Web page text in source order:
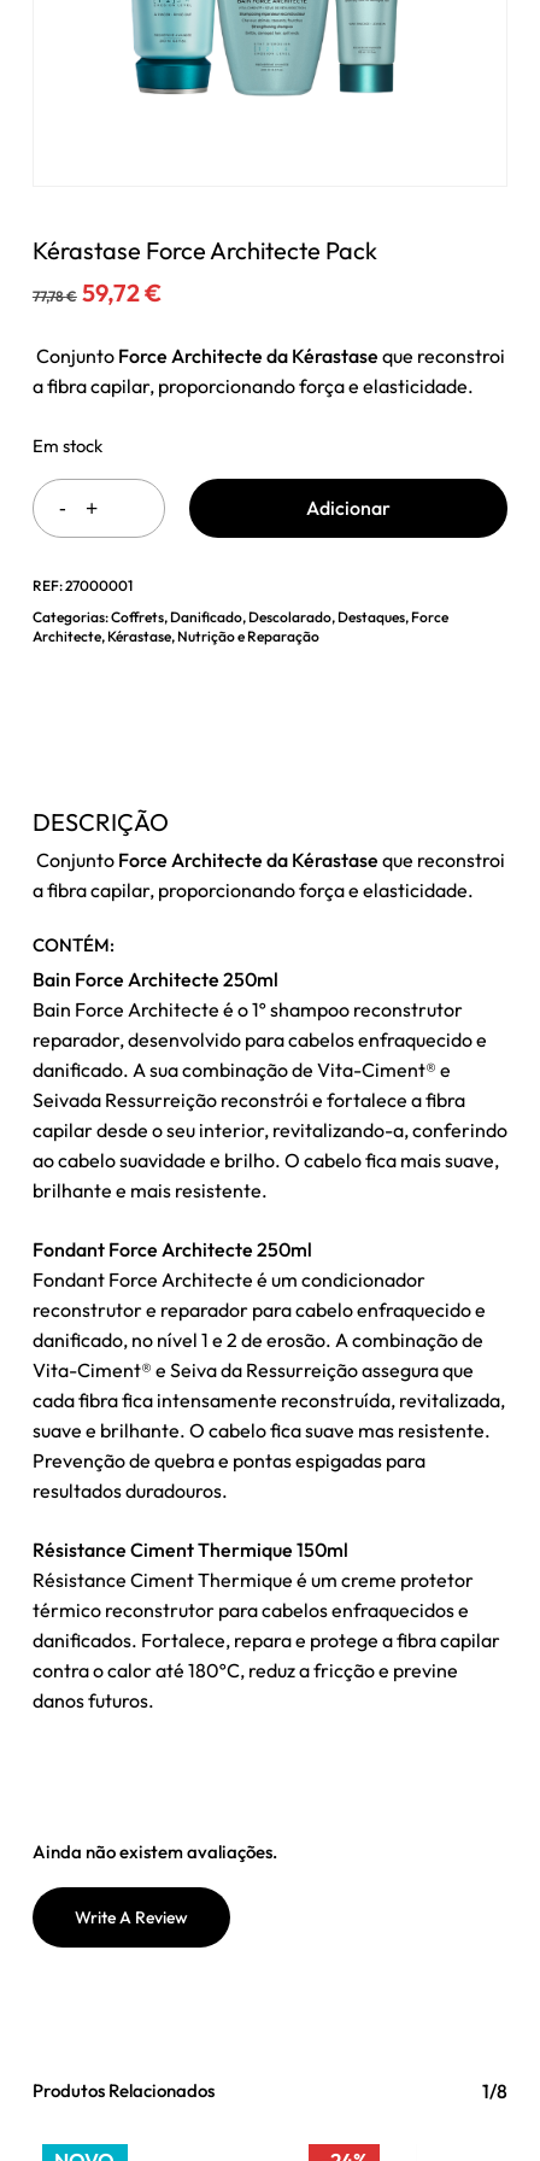
Nenhum produto no carrinho.
Go To Shop
Kérastase Force Architecte Pack
77,78€ O
original
era:
59,72€O
atual
é:
Conjunto Force Architecte da Kérastase que reconstroi
a fibra capilar, proporcionando força e elasticidade.
Em stock
Adicionar
REF:27000001
Categorias:Coffrets,Danificado,Descolarado,Destaques,Force
Architecte,Kérastase,Nutrição e Reparação
DESCRIÇÃO
Conjunto Force Architecte da Kérastase que reconstroi
a fibra capilar, proporcionando força e elasticidade.
CONTÉM:
Bain Force Architecte 250ml
Bain Force Architecte é o 1º shampoo reconstrutor
reparador, desenvolvido para cabelos enfraquecido e
danificado. A sua combinação de Vita-Ciment® e
Seivada Ressurreição reconstrói e fortalece a fibra
capilar desde o seu interior, revitalizando-a, conferindo
ao cabelo suavidade e brilho. O cabelo fica mais suave,
brilhante e mais resistente.
Fondant Force Architecte 250ml
Fondant Force Architecte é um condicionador
reconstrutor e reparador para cabelo enfraquecido e
danificado, no nível 1 e 2 de erosão. A combinação de
Vita-Ciment® e Seiva da Ressurreição assegura que
cada fibra fica intensamente reconstruída, revitalizada,
suave e brilhante. O cabelo fica suave mas resistente.
Prevenção de quebra e pontas espigadas para
resultados duradouros.
Résistance Ciment Thermique 150ml
Résistance Ciment Thermique é um creme protetor
térmico reconstrutor para cabelos enfraquecidos e
danificados. Fortalece, repara e protege a fibra capilar
contra o calor até 180ºC, reduz a fricção e previne
danos futuros.
Ainda não existem avaliações.
Write A Review
Produtos Relacionados 1/8